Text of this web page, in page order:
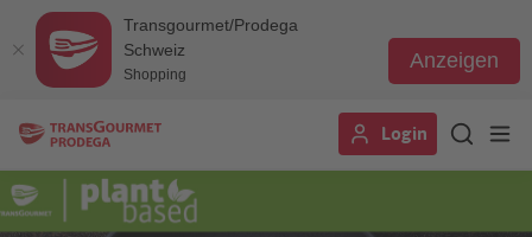
Transgourmet/Prodega
Schweiz
Shopping
Anzeigen
Login